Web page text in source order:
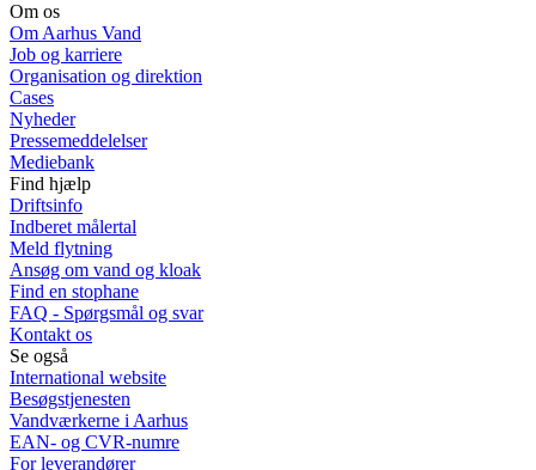
Om os
Om Aarhus Vand
Job og karriere
Organisation og direktion
Cases
Nyheder
Pressemeddelelser
Mediebank
Find hjælp
Driftsinfo
Indberet målertal
Meld flytning
Ansøg om vand og kloak
Find en stophane
FAQ - Spørgsmål og svar
Kontakt os
Se også
International website
Besøgstjenesten
Vandværkerne i Aarhus
EAN- og CVR-numre
For leverandører